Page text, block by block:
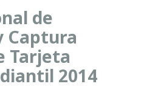
de
Captura
Tarjeta
2014